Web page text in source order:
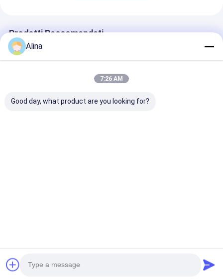
Prodotti Raccomandati
Alina
7:26 AM
Good day, what product are you looking for?